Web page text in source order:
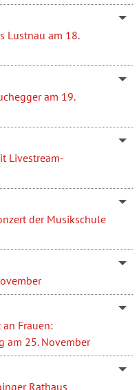
Lustnau am 18.
am 19.
Livestream-
der Musikschule
Frauen:
am 25. November
Rathaus